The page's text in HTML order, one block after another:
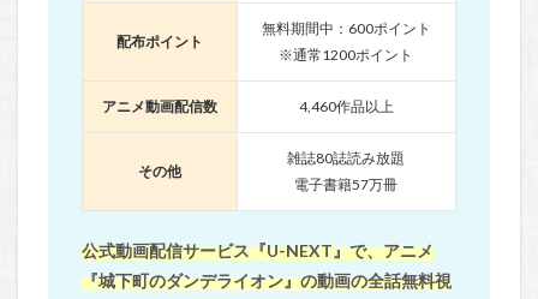
配布ポイント
無料期間中：600ポイント
※通常1200ポイント
アニメ動画配信数 4,460作品以上
その他
雑誌80誌読み放題
電子書籍57万冊
公式動画配信サービス『U-NEXT』で、アニメ
『城下町のダンデライオン』の動画の全話無料視